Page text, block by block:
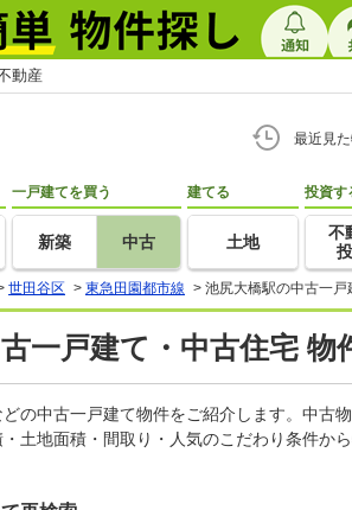
動産
最近見
一戸建てを買う
新築 中古
建てる
土地
投資す
不
世田谷区 > 東急田園都市線 > 池尻大橋駅の中古一戸
一戸建て・中古住宅 物
の中古一戸建て物件をご紹介します。中古
土地面積・間取り・人気のこだわり条件か